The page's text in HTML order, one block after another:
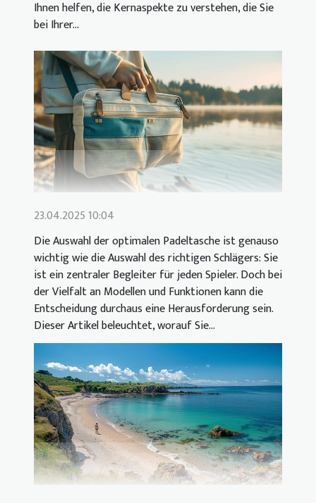
Ihnen helfen, die Kernaspekte zu verstehen, die Sie
bei Ihrer...
23.04.2025 10:04
Die Auswahl der optimalen Padeltasche ist genauso
wichtig wie die Auswahl des richtigen Schlägers: Sie
ist ein zentraler Begleiter für jeden Spieler. Doch bei
der Vielfalt an Modellen und Funktionen kann die
Entscheidung durchaus eine Herausforderung sein.
Dieser Artikel beleuchtet, worauf Sie...